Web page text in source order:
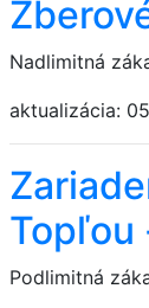
Nadlimitná
aktualizácia:
Topľou
Podlimitná